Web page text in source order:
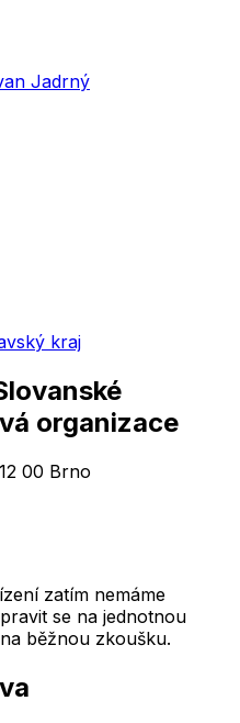
Jadrný
kraj
organizace
00 Brno
zatím nemáme
se na jednotnou
běžnou zkoušku.